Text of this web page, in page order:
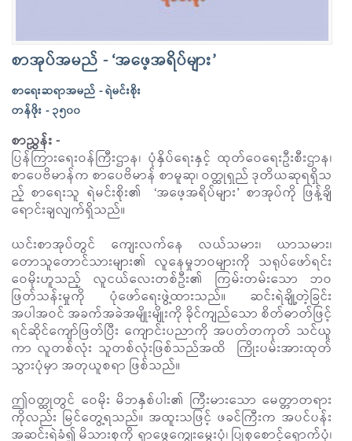
စာအုပ်အမည် - ‘အဖေ့အရိပ်များ’
စာရေးဆရာအမည် - ရဲမင်းစိုး
တန်ဖိုး - ၃၅၀၀
စာညွှန်း -
ပြန်ကြားရေးဝန်ကြီးဌာန၊ ပုံနှိပ်ရေးနှင့် ထုတ်ဝေရေးဦးစီးဌာန၊
စာပေဗိမာန်က စာပေဗိမာန် စာမူဆု၊ ဝတ္ထုရှည် ဒုတိယဆုရရှိသ
ည့် စာရေးသူ ရဲမင်းစိုး၏ ‘အဖေ့အရိပ်များ’ စာအုပ်ကို ဖြန့်ချိ
ရောင်းချလျက်ရှိသည်။
ယင်းစာအုပ်တွင် ကျေးလက်နေ လယ်သမား၊ ယာသမား၊
တောသူတောင်သားများ၏ လူနေမှုဘဝများကို သရုပ်ဖော်ရင်း
ဝေမိုးဟူသည့် လူငယ်လေးတစ်ဦး၏ ကြမ်းတမ်းသော ဘဝ
ဖြတ်သန်းမှုကို ပုံဖော်ရေးဖွဲ့ထားသည်။ ဆင်းရဲချို့တဲ့ခြင်း
အပါအဝင် အခက်အခဲအမျိုးမျိုးကို ခိုင်ကျည်သော စိတ်ဓာတ်ဖြင့်
ရင်ဆိုင်ကျော်ဖြတ်ပြီး ကျောင်းပညာကို အပတ်တကုတ် သင်ယူ
ကာ လူတစ်လုံး သူတစ်လုံးဖြစ်သည်အထိ ကြိုးပမ်းအားထုတ်
သွားပုံမှာ အတုယူစရာ ဖြစ်သည်။
ဤဝတ္ထုတွင် ဝေမိုး မိဘနှစ်ပါး၏ ကြီးမားသော မေတ္တာတရား
ကိုလည်း မြင်တွေ့ရသည်။ အထူးသဖြင့် ဖခင်ကြီးက အပင်ပန်း
အဆင်းရဲခံ၍ မိသားစုကို ရှာဖွေကျွေးမွေးပုံ၊ ပြုစုစောင့်ရှောက်ပုံ၊